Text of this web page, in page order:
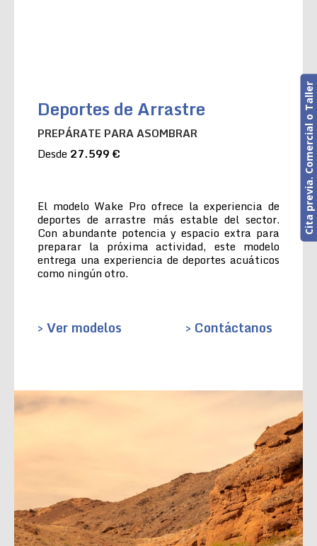
Deportes de Arrastre
PREPÁRATE PARA ASOMBRAR
Desde 27.599 €
El modelo Wake Pro ofrece la experiencia de
deportes de arrastre más estable del sector.
Con abundante potencia y espacio extra para
preparar la próxima actividad, este modelo
entrega una experiencia de deportes acuáticos
como ningún otro.
> Ver modelos > Contáctanos
Cita previa. Comercial o Taller